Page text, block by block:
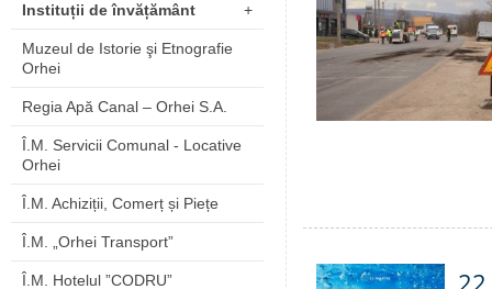
Instituții de învățământ +
Muzeul de Istorie şi Etnografie
Orhei
Regia Apă Canal – Orhei S.A.
Î.M. Servicii Comunal - Locative
Orhei
Î.M. Achiziții, Comerț și Piețe
Î.M. „Orhei Transport”
Î.M. Hotelul ”CODRU”